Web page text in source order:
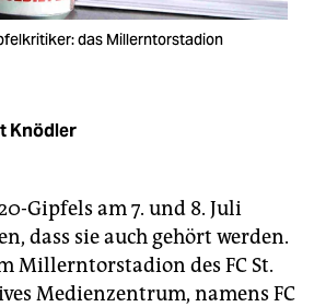
das Millerntorstadion
Knödler
Gipfels am 7. und 8. Juli
dass sie auch gehört werden.
Millerntorstadion des FC St.
Medienzen­trum, namens FC